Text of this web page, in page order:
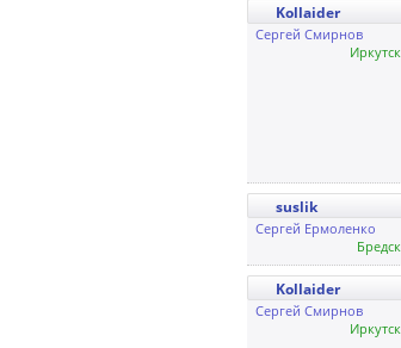
Kollaider
Сергей Смирнов
Иркутск
suslik
Сергей Ермоленко
Бредск
Kollaider
Сергей Смирнов
Иркутск